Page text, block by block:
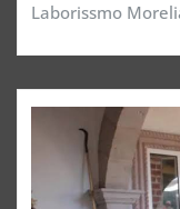
Laborissmo